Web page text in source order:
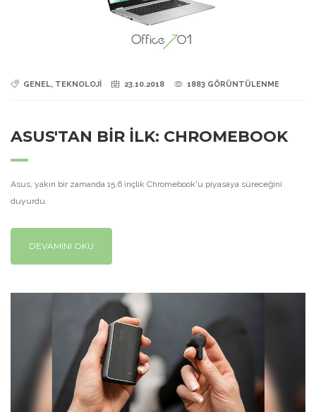
GENEL, TEKNOLOJİ 23.10.2018 1883 GÖRÜNTÜLENME
ASUS'TAN BİR İLK: CHROMEBOOK
Asus, yakın bir zamanda 15.6 inçlik Chromebook'u piyasaya süreceğini
duyurdu.
DEVAMINI OKU